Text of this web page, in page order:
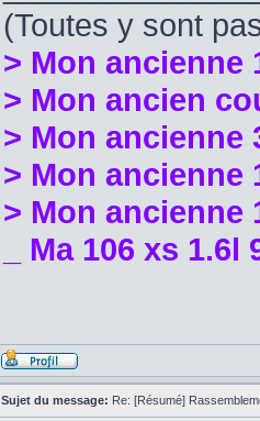
(Toutes y sont
> Mon ancienne
> Mon ancien
> Mon ancienne
> Mon ancienne
> Mon ancienne
_ Ma 106 xs 1.6l
Sujet du message: Re: [Résumé]